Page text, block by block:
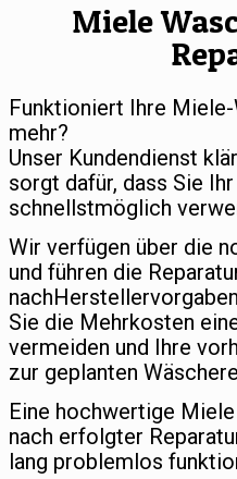
Miele
Funktioniert Ihre
mehr?
Unser Kundendienst
sorgt dafür, dass Sie
schnellstmöglich
Wir verfügen über die
und führen die
Sie die Mehrkosten
vermeiden und Ihre
zur geplanten
Eine hochwertige
nach erfolgter
lang problemlos